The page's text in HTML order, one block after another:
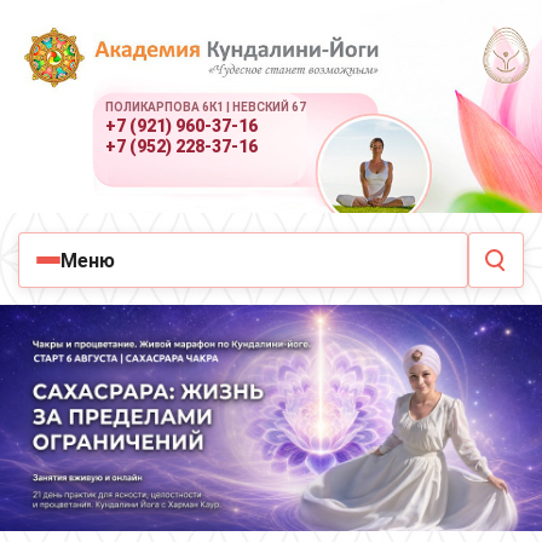
ПОЛИКАРПОВА 6К1 | НЕВСКИЙ 67
+7 (921) 960-37-16
+7 (952) 228-37-16
Меню